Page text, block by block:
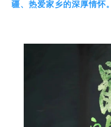
疆、热爱家乡的深厚情怀。